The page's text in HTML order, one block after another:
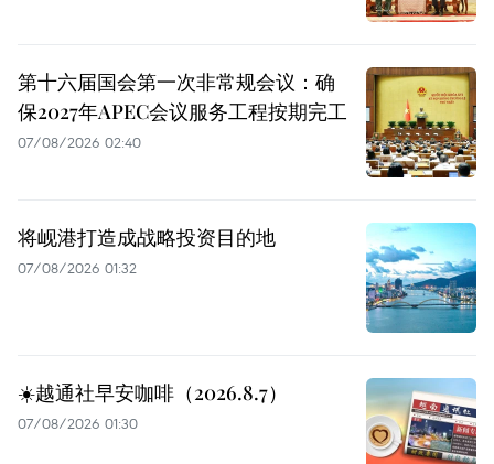
第十六届国会第一次非常规会议：确
保2027年APEC会议服务工程按期完工
07/08/2026 02:40
将岘港打造成战略投资目的地
07/08/2026 01:32
☀️越通社早安咖啡（2026.8.7）
07/08/2026 01:30